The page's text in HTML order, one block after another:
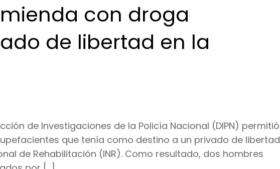
con droga
de libertad en la
de Investigaciones de la Policía Nacional (DIPN) permitió
que tenía como destino a un privado de libertad
de Rehabilitación (INR). Como resultado, dos hombres